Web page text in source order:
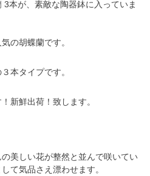
本が、素敵な陶器鉢に入っていま
の胡蝶蘭です。
本タイプです。
新鮮出荷！致します。
美しい花が整然と並んで咲いてい
て気品さえ漂わせます。